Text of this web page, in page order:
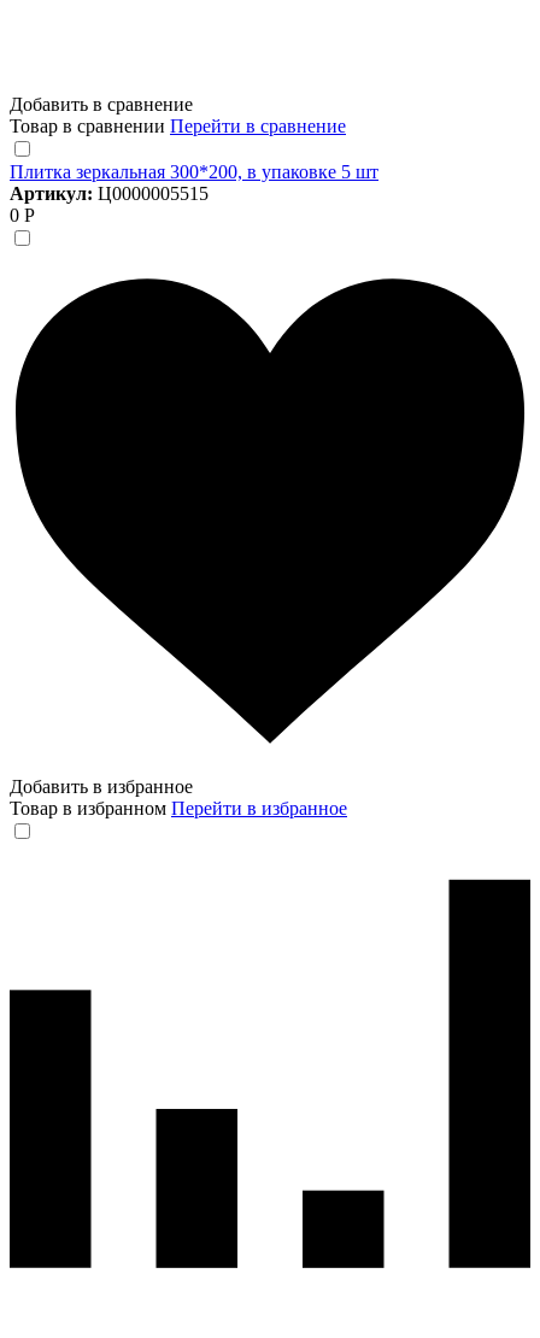
Добавить в сравнение
Товар в сравнении Перейти в сравнение
Плитка зеркальная 300*200, в упаковке 5 шт
Артикул: Ц0000005515
0 Р
Добавить в избранное
Товар в избранном Перейти в избранное